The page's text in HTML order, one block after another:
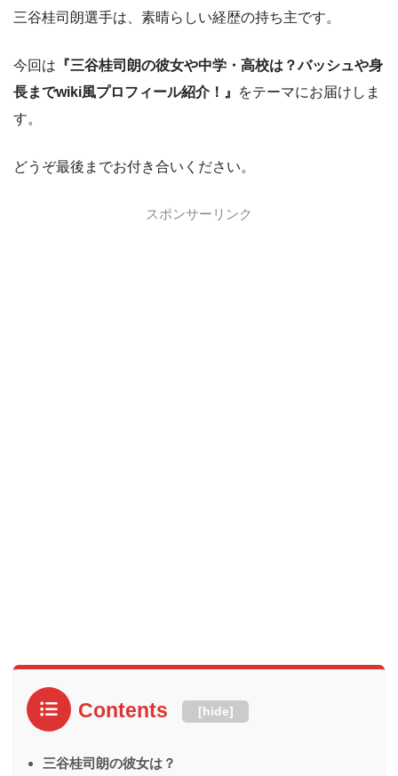
三谷桂司朗選手は、素晴らしい経歴の持ち主です。
今回は 『三谷桂司朗の彼女や中学・高校は？バッシュや身
長までwiki風プロフィール紹介！』
をテーマにお届けしま
す。
どうぞ最後までお付き合いください。
スポンサーリンク
Contents [hide]
三谷桂司朗の彼女は？